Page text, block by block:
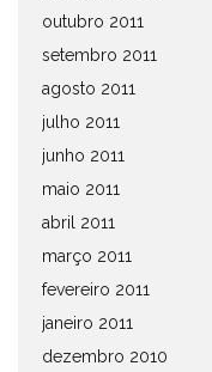
outubro 2011
setembro 2011
agosto 2011
julho 2011
junho 2011
maio 2011
abril 2011
março 2011
fevereiro 2011
janeiro 2011
dezembro 2010